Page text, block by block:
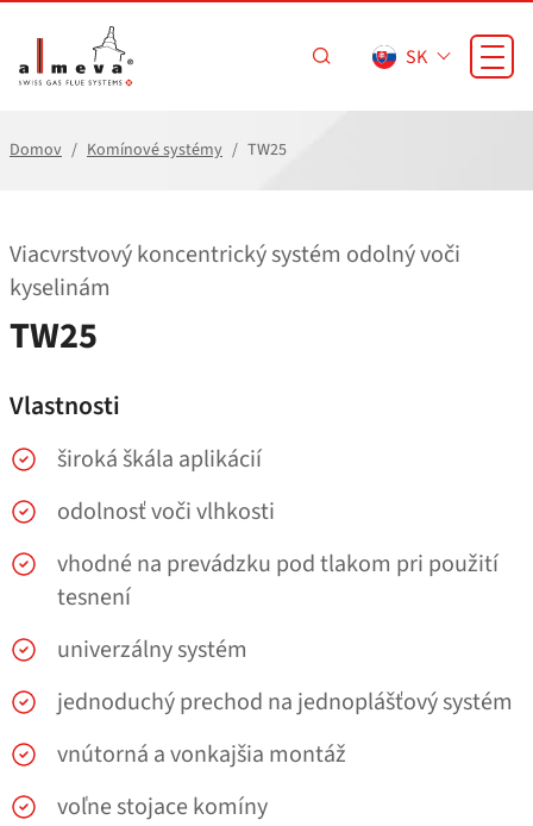
SK
Domov Komínové systémy TW25
Viacvrstvový koncentrický systém odolný voči
kyselinám
TW25
Vlastnosti
široká škála aplikácií
odolnosť voči vlhkosti
vhodné na prevádzku pod tlakom pri použití
tesnení
univerzálny systém
jednoduchý prechod na jednoplášťový systém
vnútorná a vonkajšia montáž
voľne stojace komíny